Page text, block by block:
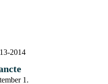
2014
1.